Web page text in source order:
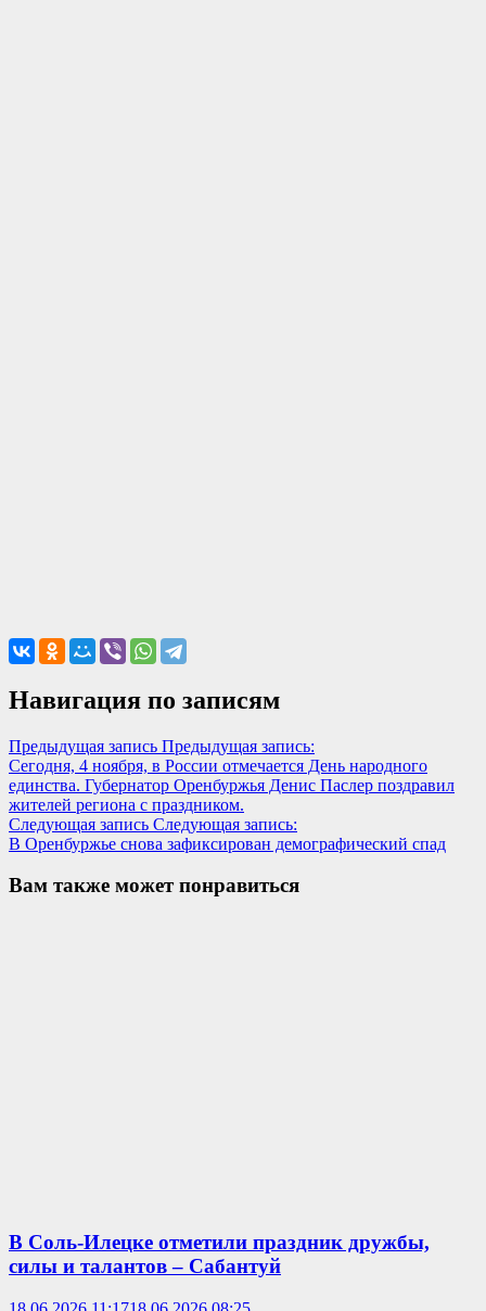
Навигация по записям
Предыдущая запись Предыдущая запись:
Сегодня, 4 ноября, в России отмечается День народного
единства. Губернатор Оренбуржья Денис Паслер поздравил
жителей региона с праздником.
Следующая запись Следующая запись:
В Оренбуржье снова зафиксирован демографический спад
Вам также может понравиться
В Соль-Илецке отметили праздник дружбы,
силы и талантов – Сабантуй